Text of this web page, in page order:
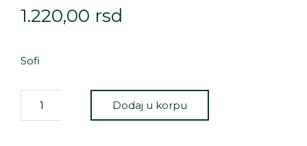
1.220,00 rsd
Sofi
Dodaj u korpu